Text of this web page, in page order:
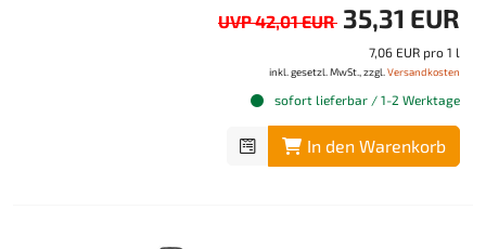
UVP 42,01 EUR 35,31 EUR
7,06 EUR pro 1 l
inkl. gesetzl. MwSt., zzgl. Versandkosten
sofort lieferbar / 1-2 Werktage
In den Warenkorb